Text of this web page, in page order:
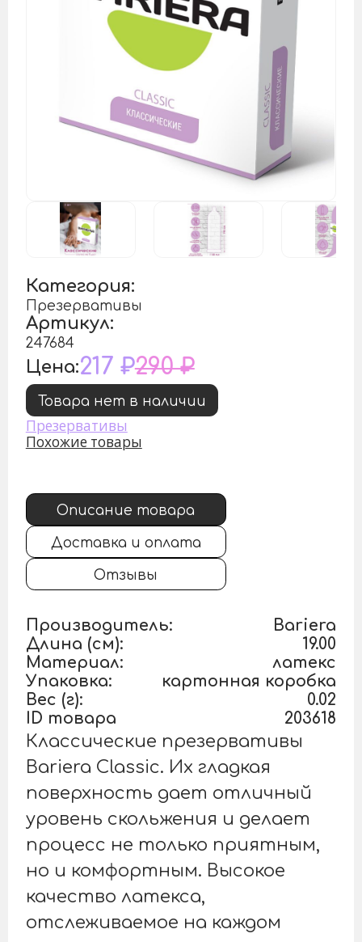
Категория:
Презервативы
Артикул:
247684
Цена:217 ₽290 ₽
Товара нет в наличии
Презервативы
Похожие товары
Описание товара
Доставка и оплата
Отзывы
Производитель:
Bariera
Длина (см):
19.00
Материал:
латекс
Упаковка:
картонная коробка
Вес (г):
0.02
ID товара
203618
Классические презервативы
Bariera Classic. Их гладкая
поверхность дает отличный
уровень скольжения и делает
процесс не только приятным,
но и комфортным. Высокое
качество латекса,
отслеживаемое на каждом